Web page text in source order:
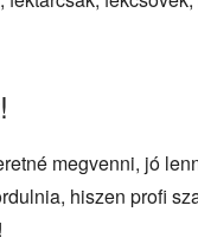
megvenni, jó
hiszen profi